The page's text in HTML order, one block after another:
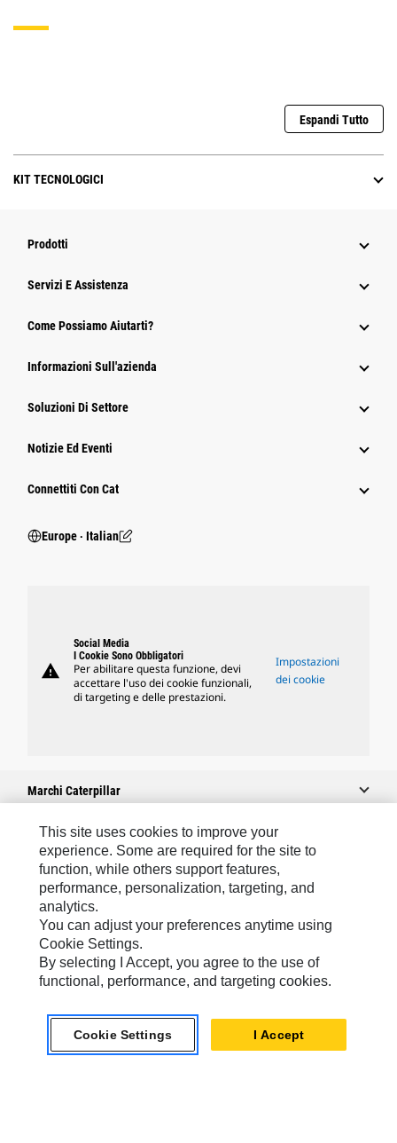
Espandi Tutto
KIT TECNOLOGICI
Prodotti
Servizi E Assistenza
Come Possiamo Aiutarti?
Informazioni Sull'azienda
Soluzioni Di Settore
Notizie Ed Eventi
Connettiti Con Cat
Europe ‧ Italian
warning
Social Media
I Cookie Sono Obbligatori
Per abilitare questa funzione, devi
accettare l'uso dei cookie funzionali,
di targeting e delle prestazioni.
Impostazioni
dei cookie
Marchi Caterpillar
Caterpillar.com
Contattate Caterpillar
Le Mie Preferenze Di Marketing
Mappa Del Sito
Cookie Settings
Tutela Della Privacy
This site uses cookies to improve your
experience. Some are required for the site to
function, while others support features,
performance, personalization, targeting, and
analytics.
You can adjust your preferences anytime using
Cookie Settings.
By selecting I Accept, you agree to the use of
functional, performance, and targeting cookies.
Cookie Settings I Accept